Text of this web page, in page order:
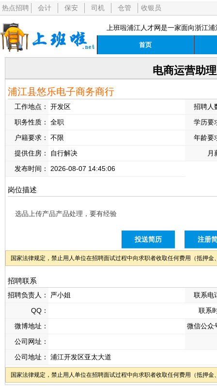
热点招聘 会计 保安 司机 仓管 收银员
上班啦浦江人才网是一家面向浙江
首页
电商运营助理
浦江县悠乐电子商务商行
工作地点： 开发区
招聘人
职务性质：
全职
学历要
户籍要求：
不限
年龄要
提供住房：
自行解决
月
发布时间：
2026-08-07 14:45:06
岗位描述
选品上传产品产品处理，要有经验
投送简历 注册
国家法律规定，禁止用人单位在招聘面试过程中向求职者收取任何费用（抵押
招聘联系
招聘负责人： 严小姐
联系电
QQ：
联系
微博地址：
微信公众
公司网址：
公司地址：
浦江开发区亚太大道
国家法律规定，禁止用人单位在招聘面试过程中向求职者收取任何费用（抵押